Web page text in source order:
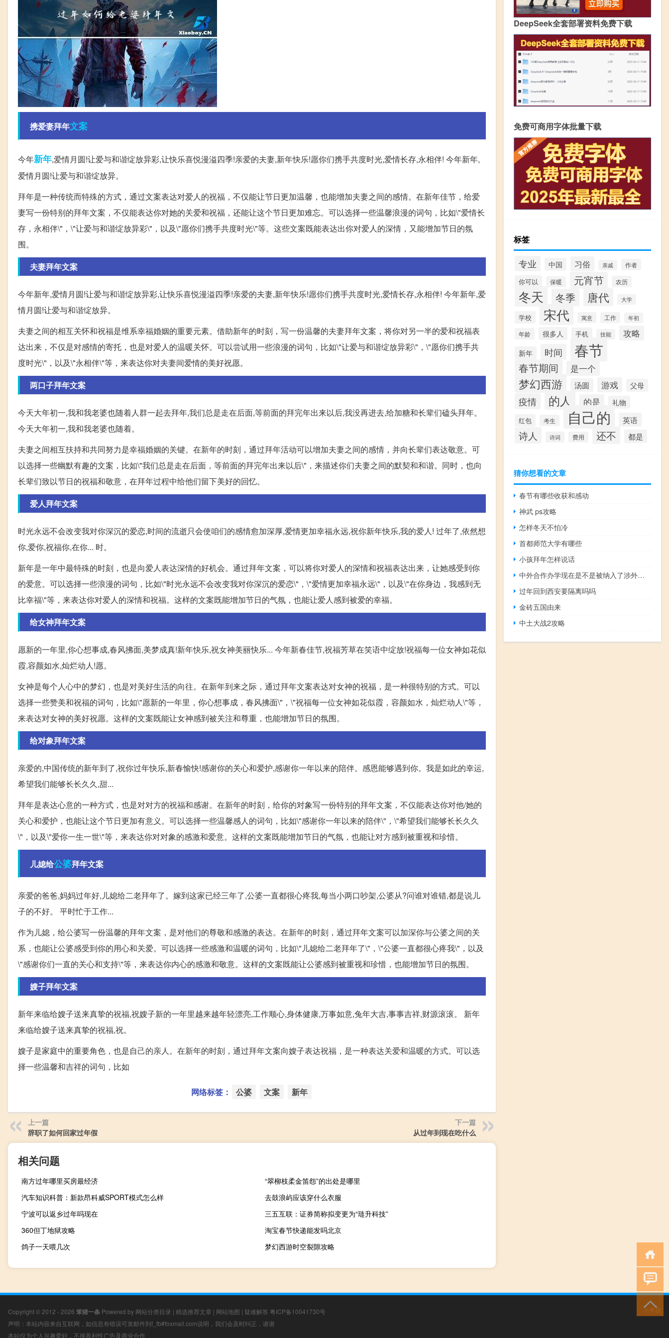
携爱妻拜年文案
今年新年,爱情月圆!让爱与和谐绽放异彩,让快乐喜悦漫溢四季!亲爱的夫妻,新年快乐!愿你们携手共度时光,爱情长存,永相伴! 今年新年,
爱情月圆!让爱与和谐绽放异。
拜年是一种传统而特殊的方式，通过文案表达对爱人的祝福，不仅能让节日更加温馨，也能增加夫妻之间的感情。在新年佳节，给爱
妻写一份特别的拜年文案，不仅能表达你对她的关爱和祝福，还能让这个节日更加难忘。可以选择一些温馨浪漫的词句，比如\"爱情长
存，永相伴\"，\"让爱与和谐绽放异彩\"，以及\"愿你们携手共度时光\"等。这些文案既能表达出你对爱人的深情，又能增加节日的氛
围。
夫妻拜年文案
今年新年,爱情月圆!让爱与和谐绽放异彩,让快乐喜悦漫溢四季!亲爱的夫妻,新年快乐!愿你们携手共度时光,爱情长存,永相伴! 今年新年,爱
情月圆!让爱与和谐绽放异。
夫妻之间的相互关怀和祝福是维系幸福婚姻的重要元素。借助新年的时刻，写一份温馨的夫妻拜年文案，将你对另一半的爱和祝福表
达出来，不仅是对感情的寄托，也是对爱人的温暖关怀。可以尝试用一些浪漫的词句，比如\"让爱与和谐绽放异彩\"，\"愿你们携手共
度时光\"，以及\"永相伴\"等，来表达你对夫妻间爱情的美好祝愿。
两口子拜年文案
今天大年初一,我和我老婆也随着人群一起去拜年,我们总是走在后面,等前面的拜完年出来以后,我没再进去,给加糖和长辈们磕头拜年。
今天大年初一,我和我老婆也随着。
夫妻之间相互扶持和共同努力是幸福婚姻的关键。在新年的时刻，通过拜年活动可以增加夫妻之间的感情，并向长辈们表达敬意。可
以选择一些幽默有趣的文案，比如\"我们总是走在后面，等前面的拜完年出来以后\"，来描述你们夫妻之间的默契和和谐。同时，也向
长辈们致以节日的祝福和敬意，在拜年过程中给他们留下美好的回忆。
爱人拜年文案
时光永远不会改变我对你深沉的爱恋,时间的流逝只会使咱们的感情愈加深厚,爱情更加幸福永远,祝你新年快乐,我的爱人! 过年了,依然想
你,爱你,祝福你,在你... 时。
新年是一年中最特殊的时刻，也是向爱人表达深情的好机会。通过拜年文案，可以将你对爱人的深情和祝福表达出来，让她感受到你
的爱意。可以选择一些浪漫的词句，比如\"时光永远不会改变我对你深沉的爱恋\"，\"爱情更加幸福永远\"，以及\"在你身边，我感到无
比幸福\"等，来表达你对爱人的深情和祝福。这样的文案既能增加节日的气氛，也能让爱人感到被爱的幸福。
给女神拜年文案
愿新的一年里,你心想事成,春风拂面,美梦成真!新年快乐,祝女神美丽快乐... 今年新春佳节,祝福芳草在笑语中绽放!祝福每一位女神如花似
霞,容颜如水,灿烂动人!愿。
女神是每个人心中的梦幻，也是对美好生活的向往。在新年到来之际，通过拜年文案表达对女神的祝福，是一种很特别的方式。可以
选择一些赞美和祝福的词句，比如\"愿新的一年里，你心想事成，春风拂面\"，\"祝福每一位女神如花似霞，容颜如水，灿烂动人\"等，
来表达对女神的美好祝愿。这样的文案既能让女神感到被关注和尊重，也能增加节日的氛围。
给对象拜年文案
亲爱的,中国传统的新年到了,祝你过年快乐,新春愉快!感谢你的关心和爱护,感谢你一年以来的陪伴。感恩能够遇到你。我是如此的幸运,
希望我们能够长长久久,甜...
拜年是表达心意的一种方式，也是对对方的祝福和感谢。在新年的时刻，给你的对象写一份特别的拜年文案，不仅能表达你对他/她的
关心和爱护，也能让这个节日更加有意义。可以选择一些温馨感人的词句，比如\"感谢你一年以来的陪伴\"，\"希望我们能够长长久久
\"，以及\"爱你一生一世\"等，来表达你对对象的感激和爱意。这样的文案既能增加节日的气氛，也能让对方感到被重视和珍惜。
儿媳给公婆拜年文案
亲爱的爸爸,妈妈过年好,儿媳给二老拜年了。嫁到这家已经三年了,公婆一直都很心疼我,每当小两口吵架,公婆从?问谁对谁错,都是说儿
子的不好。 平时忙于工作...
作为儿媳，给公婆写一份温馨的拜年文案，是对他们的尊敬和感激的表达。在新年的时刻，通过拜年文案可以加深你与公婆之间的关
系，也能让公婆感受到你的用心和关爱。可以选择一些感激和温暖的词句，比如\"儿媳给二老拜年了\"，\"公婆一直都很心疼我\"，以及
\"感谢你们一直的关心和支持\"等，来表达你内心的感激和敬意。这样的文案既能让公婆感到被重视和珍惜，也能增加节日的氛围。
嫂子拜年文案
新年来临给嫂子送来真挚的祝福,祝嫂子新的一年里越来越年轻漂亮,工作顺心,身体健康,万事如意,兔年大吉,事事吉祥,财源滚滚。 新年
来临给嫂子送来真挚的祝福,祝。
嫂子是家庭中的重要角色，也是自己的亲人。在新年的时刻，通过拜年文案向嫂子表达祝福，是一种表达关爱和温暖的方式。可以选
择一些温馨和吉祥的词句，比如
网络标签： 公婆 文案 新年
上一篇
辞职了如何回家过年假
下一篇
从过年到现在吃什么
相关问题
南方过年哪里买房最经济
“翠柳枝柔金笛怨”的出处是哪里
汽车知识科普：新款昂科威SPORT模式怎么样
去鼓浪屿应该穿什么衣服
宁波可以返乡过年吗现在
三五互联：证券简称拟变更为“琏升科技”
360但丁地狱攻略
淘宝春节快递能发吗北京
鸽子一天喂几次
梦幻西游时空裂隙攻略
DeepSeek全套部署资料免费下载
免费可商用字体批量下载
标签
专业 中国 习俗 亲戚 作者
你可以 保暖 元宵节 农历
冬天 冬季 唐代 大学
学校 宋代 寓意 工作 年初
年龄 很多人 手机 技能 攻略
新年 时间 春节
春节期间 是一个
梦幻西游 汤圆 游戏 父母
疫情 的人 的是 礼物
红包 考生 自己的 英语
诗人 诗词 费用 还不 都是
猜你想看的文章
春节有哪些收获和感动
神武 ps攻略
怎样冬天不怕冷
首都师范大学有哪些
小孩拜年怎样说话
中外合作办学现在是不是被纳入了涉外教育
过年回到西安要隔离吗吗
金砖五国由来
中土大战2攻略
Copyright © 2012 - 2026 笨猪一条 Powered by 网站分类目录 | 精选推荐文章 | 网站地图 | 疑难解答 粤ICP备10041730号
声明：本站内容来自互联网，如信息有错误可发邮件到f_fb#foxmail.com说明，我们会及时纠正，谢谢
本站仅为个人兴趣爱好，不接盈利性广告及商业合作
小男孩